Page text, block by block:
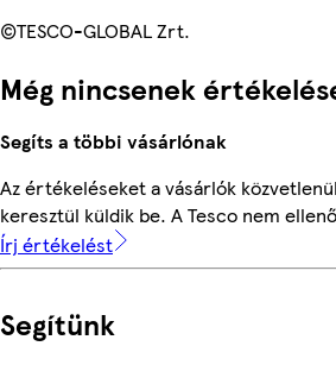
©TESCO-GLOBAL Zrt.
Még nincsenek
Segíts a többi vásárlónak
Az értékeléseket a vásárlók
keresztül küldik be. A Tesco nem
Írj értékelést
Segítünk